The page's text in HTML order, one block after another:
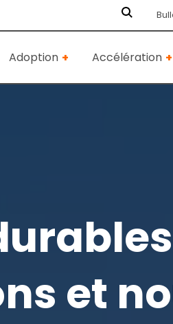
Adoption Accélération
et